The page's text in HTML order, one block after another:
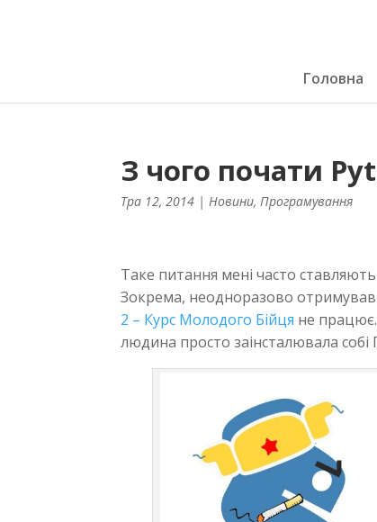
Головна
З чого почати
Тра 12, 2014 |Новини,Програмування
Таке питання мені часто
Зокрема, неодноразово отримував
2 – Курс Молодого Бійця не
людина просто заінсталювала собі